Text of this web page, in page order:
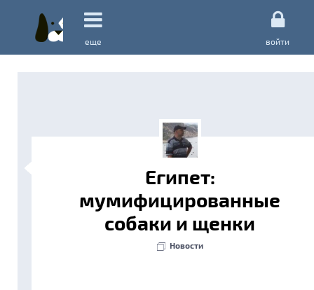
еще войти
Египет:
мумифицированные
собаки и щенки
Новости